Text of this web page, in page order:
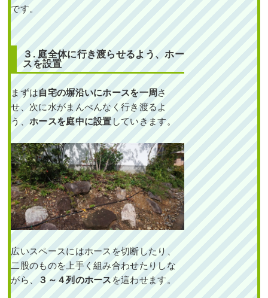
作業前 作業後 新築の玄関アプ
ローチに常 ...
続きを読む
栽,大阪府,オリーブ,常緑ヤマボウ
シ,シマトネリコ,常緑樹ア行,常緑
樹サ行 ,常緑樹ヤ行,常緑樹ラ行,大
阪府,植栽
です。
３. 庭全体に行き渡らせるよう、ホー
スを設置
まずは自宅の塀沿いにホースを一周 さ
せ、次に水がまんべんなく行き渡るよ
う、ホースを庭中に設置 していきます。
広いスペースにはホースを切断したり、
二股のものを上手く組み合わせたりしな
がら、
３～４列のホース を這わせます。